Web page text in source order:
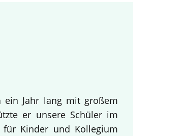
ein Jahr lang mit großem
er unsere Schüler im
für Kinder und Kollegium